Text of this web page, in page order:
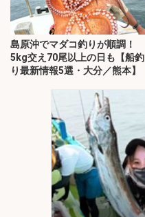
島原沖でマダコ釣りが順調！
5kg交え70尾以上の日も【船釣
り最新情報5選・大分／熊本】